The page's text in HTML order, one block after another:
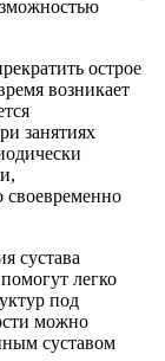
острое
возникает
занятиях
сустава
легко
под
можно
суставом